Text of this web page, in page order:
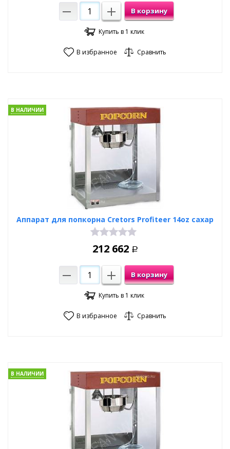
В корзину
Купить в 1 клик
В избранное Сравнить
Аппарат для попкорна Cretors Profiteer 14oz сахар
В НАЛИЧИИ
212 662 Р
В корзину
Купить в 1 клик
В избранное Сравнить
В НАЛИЧИИ